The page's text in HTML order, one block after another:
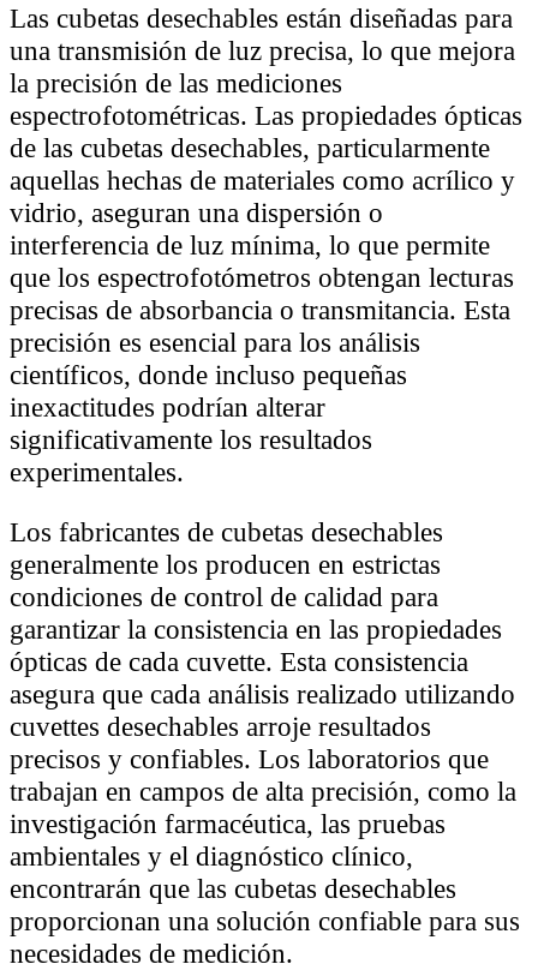
Las cubetas desechables están diseñadas para
una transmisión de luz precisa, lo que mejora
la precisión de las mediciones
espectrofotométricas. Las propiedades ópticas
de las cubetas desechables, particularmente
aquellas hechas de materiales como acrílico y
vidrio, aseguran una dispersión o
interferencia de luz mínima, lo que permite
que los espectrofotómetros obtengan lecturas
precisas de absorbancia o transmitancia. Esta
precisión es esencial para los análisis
científicos, donde incluso pequeñas
inexactitudes podrían alterar
significativamente los resultados
experimentales.
Los fabricantes de cubetas desechables
generalmente los producen en estrictas
condiciones de control de calidad para
garantizar la consistencia en las propiedades
ópticas de cada cuvette. Esta consistencia
asegura que cada análisis realizado utilizando
cuvettes desechables arroje resultados
precisos y confiables. Los laboratorios que
trabajan en campos de alta precisión, como la
investigación farmacéutica, las pruebas
ambientales y el diagnóstico clínico,
encontrarán que las cubetas desechables
proporcionan una solución confiable para sus
necesidades de medición.